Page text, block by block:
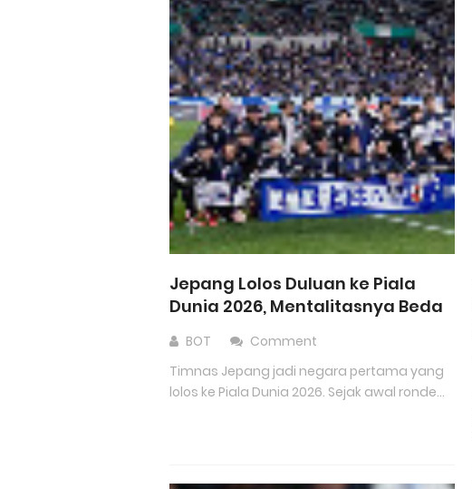
Jepang Lolos Duluan ke Piala
Dunia 2026, Mentalitasnya Beda
BOT
Comment
Timnas Jepang jadi negara pertama yang
lolos ke Piala Dunia 2026. Sejak awal ronde...